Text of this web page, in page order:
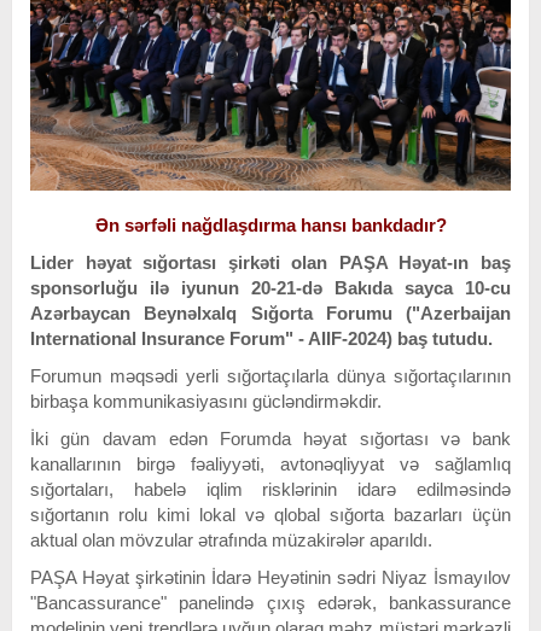
Ən sərfəli nağdlaşdırma hansı bankdadır?
Lider həyat sığortası şirkəti olan PAŞA Həyat-ın baş
sponsorluğu ilə iyunun 20-21-də Bakıda sayca 10-cu
Azərbaycan Beynəlxalq Sığorta Forumu ("Azerbaijan
International Insurance Forum" - AIIF-2024) baş tutudu.
Forumun məqsədi yerli sığortaçılarla dünya sığortaçılarının
birbaşa kommunikasiyasını gücləndirməkdir.
İki gün davam edən Forumda həyat sığortası və bank
kanallarının birgə fəaliyyəti, avtonəqliyyat və sağlamlıq
sığortaları, habelə iqlim risklərinin idarə edilməsində
sığortanın rolu kimi lokal və qlobal sığorta bazarları üçün
aktual olan mövzular ətrafında müzakirələr aparıldı.
PAŞA Həyat şirkətinin İdarə Heyətinin sədri Niyaz İsmayılov
"Bancassurance" panelində çıxış edərək, bankassurance